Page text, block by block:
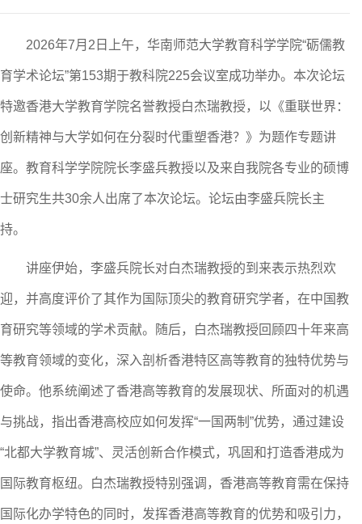
2026年7月 2 日上午，华南师范大学教育科学学院“砺儒教
育学术论坛”第153期于教科院225会议室成功举办。本次论坛
特邀香港大学教育学院名誉教授白杰瑞教授，以《重联世界：
创新精神与大学如何在分裂时代重塑香港？ 》为题作专题讲
座。教育科学学院院长李盛兵教授以及来自我院各专业的硕博
士研究生共30余人出席了本次论坛。论坛由李盛兵院长主
持。
讲座伊始，李盛兵院长对白杰瑞教授的到来表示热烈欢
迎，并高度评价了其作为国际顶尖的教育研究学者， 在中国教
育研究等领域的学术贡献。随后，白杰瑞教授 回顾四十年来高
等教育领域的变化， 深入剖析香港特区高等教育的独特优势与
使命。他系统阐述了香港高等教育的发展现状、所面对的机遇
与挑战，指出香港高校应如何发挥“一国两制”优势，通过建设
“北都大学教育城”、 灵活创新合作模式， 巩固和打造香港成为
国际教育枢纽。白杰瑞教授特别强调， 香港高等教育需在保持
国际化办学特色的同时， 发挥香港高等教育的优势和吸引力，